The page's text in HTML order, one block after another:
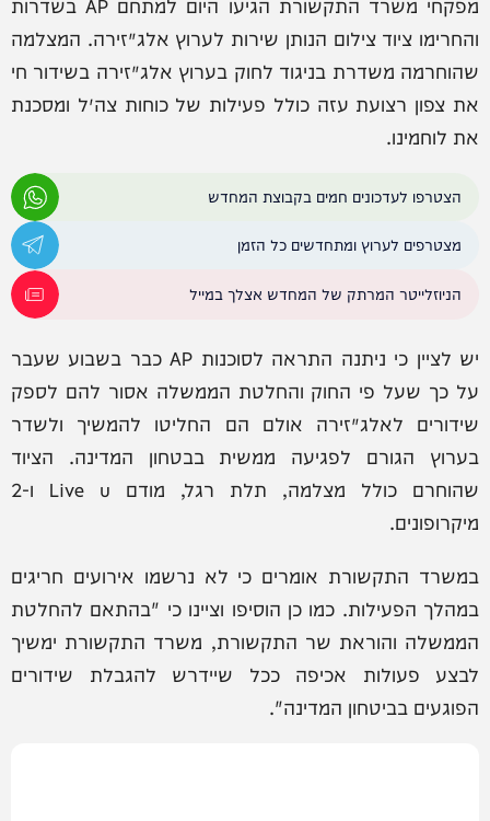
והחרימו ציוד צילום הנותן שירות לערוץ אלג׳זירה. המצלמה
שהוחרמה משדרת בניגוד לחוק בערוץ אלג׳זירה בשידור חי
את צפון רצועת עזה כולל פעילות של כוחות צה״ל ומסכנת
את לוחמינו.
הצטרפו לעדכונים חמים בקבוצת המחדש
מצטרפים לערוץ ומתחדשים כל הזמן
הניוזלייטר המרתק של המחדש אצלך במייל
יש לציין כי ניתנה התראה לסוכנות AP כבר בשבוע שעבר
על כך שעל פי החוק והחלטת הממשלה אסור להם לספק
שידורים לאלג׳זירה אולם הם החליטו להמשיך ולשדר
בערוץ הגורם לפגיעה ממשית בבטחון המדינה. הציוד
שהוחרם כולל מצלמה, תלת רגל, מודם Live u ו-2
מיקרופונים.
במשרד התקשורת אומרים כי לא נרשמו אירועים חריגים
במהלך הפעילות. כמו כן הוסיפו וציינו כי "בהתאם להחלטת
הממשלה והוראת שר התקשורת, משרד התקשורת ימשיך
לבצע פעולות אכיפה ככל שיידרש להגבלת שידורים
הפוגעים בביטחון המדינה".